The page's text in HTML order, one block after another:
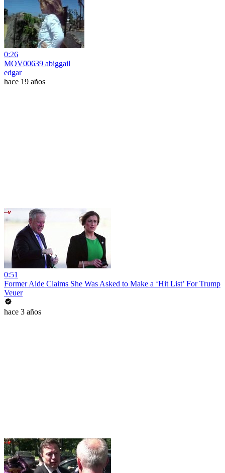
0:26
MOV00639 abiggail
edgar
hace 19 años
0:51
Former Aide Claims She Was Asked to Make a ‘Hit List’ For Trump
Veuer
hace 3 años